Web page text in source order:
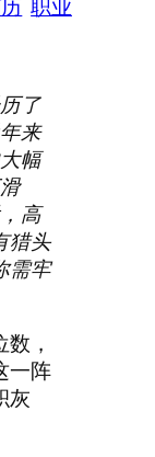
职业
了
来
幅
高
猎头
需牢
，
一阵
灰